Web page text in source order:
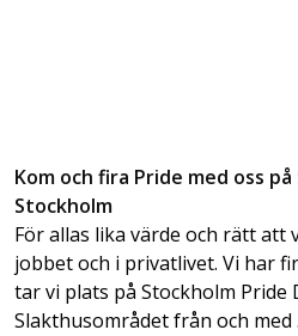
Kom och fira Pride med oss
Stockholm
För allas lika värde och rätt att
jobbet och i privatlivet. Vi har
tar vi plats på Stockholm Pride
Slakthusområdet från och med